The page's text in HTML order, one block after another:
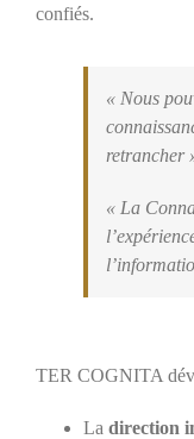
confiés.
« Nous
retrancher
« La
TER COGNITA
La direction